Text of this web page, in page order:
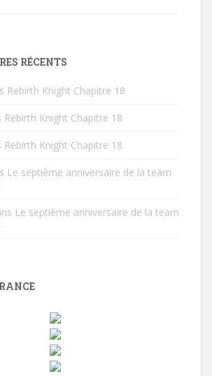
RÉCENTS
Rebirth Knight Chapitre 18
Rebirth Knight Chapitre 18
Rebirth Knight Chapitre 18
Le septième anniversaire de la team
Le septième anniversaire de la team